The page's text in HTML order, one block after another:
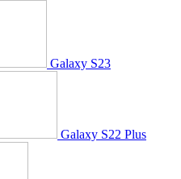
Galaxy S23
Galaxy S22 Plus